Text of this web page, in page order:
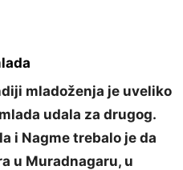
mladoženja je uveliko
udala za drugog.
i Nagme trebalo je da
u Muradnagaru, u